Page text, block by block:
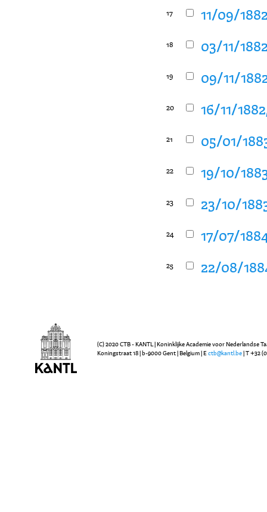
17 11/09/
18 03/11/
19 09/11/
20 16/11/
21 05/01/
22 19/10/
23 23/10/
24 17/07/
25 22/08/
(C) 2020 CTB - KANTL | Koninklijke Academie voor Nederlandse
Koningstraat 18 | b-9000 Gent | Belgium | E ctb@kantl.be | T +32